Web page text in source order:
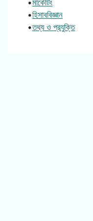
•মার্কেটিং
•হিসাববিজ্ঞান
•তথ্য ও প্রযুক্তি